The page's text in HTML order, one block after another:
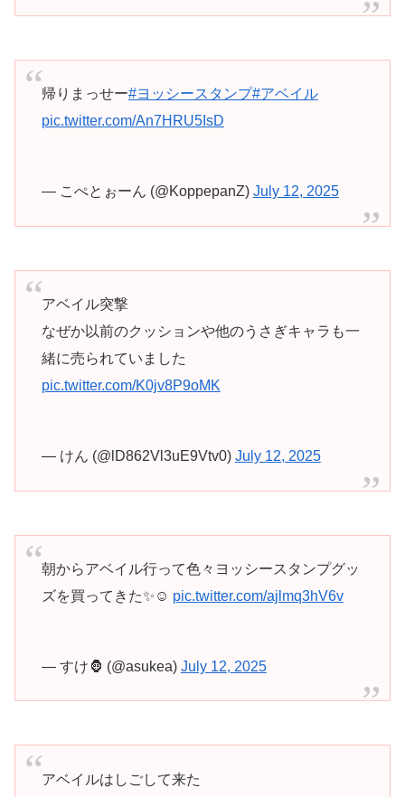
帰りまっせー#ヨッシースタンプ#アベイル
pic.twitter.com/An7HRU5IsD
— こぺとぉーん (@KoppepanZ) July 12, 2025
アベイル突撃
なぜか以前のクッションや他のうさぎキャラも一
緒に売られていました
pic.twitter.com/K0jv8P9oMK
— けん (@lD862Vl3uE9Vtv0) July 12, 2025
朝からアベイル行って色々ヨッシースタンプグッ
ズを買ってきた✨☺️ pic.twitter.com/ajlmq3hV6v
— すけ🦍 (@asukea) July 12, 2025
アベイルはしごして来た